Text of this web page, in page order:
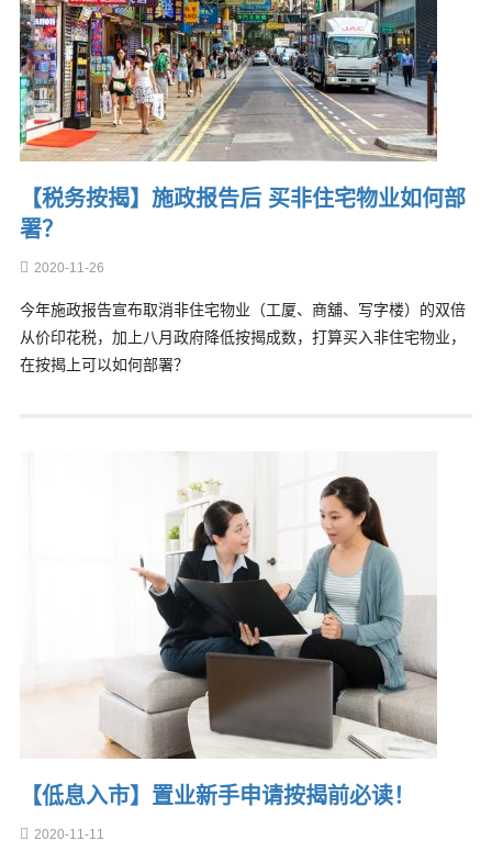
【税务按揭】施政报告后 买非住宅物业如何部
署？
2020-11-26
今年施政报告宣布取消非住宅物业（工厦、商舖、写字楼）的双倍
从价印花税，加上八月政府降低按揭成数，打算买入非住宅物业，
在按揭上可以如何部署？
【低息入市】置业新手申请按揭前必读！
2020-11-11